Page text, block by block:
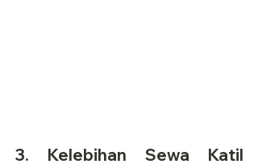
3. Kelebihan Sewa Katil